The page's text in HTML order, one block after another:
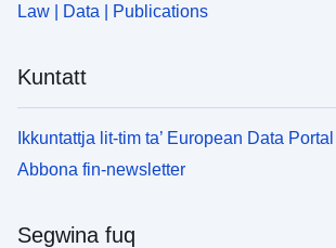
Law | Data | Publications
Kuntatt
Ikkuntattja lit-tim ta’ European Data Portal
Abbona fin-newsletter
Segwina fuq